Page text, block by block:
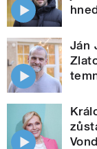
Ján